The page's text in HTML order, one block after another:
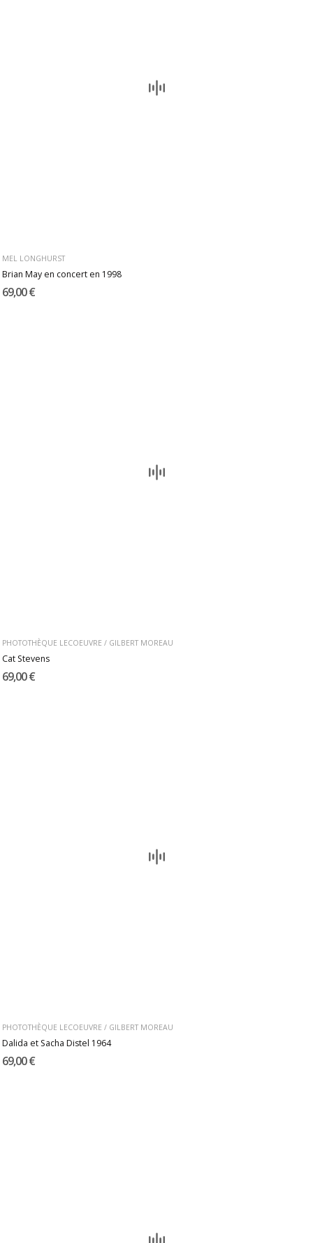
MEL LONGHURST
Brian May en concert en 1998
69,00 €
PHOTOTHÈQUE LECOEUVRE / GILBERT MOREAU
Cat Stevens
69,00 €
PHOTOTHÈQUE LECOEUVRE / GILBERT MOREAU
Dalida et Sacha Distel 1964
69,00 €